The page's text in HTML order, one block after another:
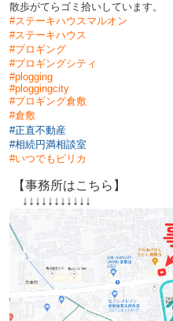
散歩がてらゴミ拾いしています。
#ステーキハウスマルオン
#ステーキハウス
#プロギング
#プロギングシティ
#plogging
#ploggingcity
#プロギング倉敷
#倉敷
#正直不動産
#相続円満相談室
#いつでもピリカ
【事務所はこちら】
↓↓↓↓↓↓↓↓↓↓↓